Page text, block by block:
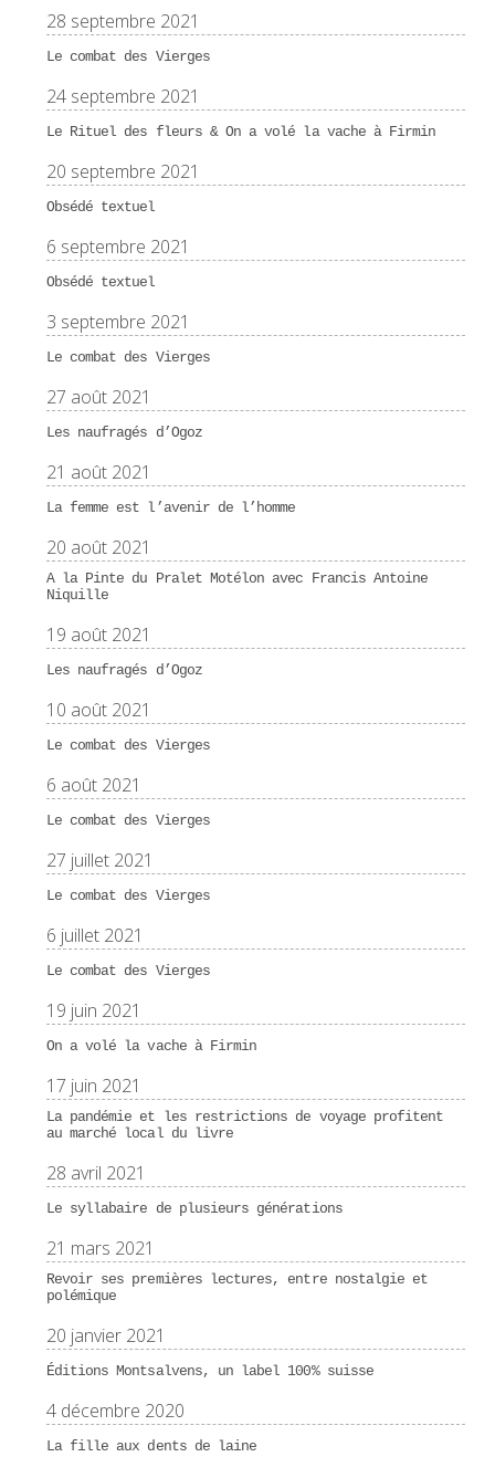
28 septembre 2021
Le combat des Vierges
24 septembre 2021
Le Rituel des fleurs & On a volé la vache à Firmin
20 septembre 2021
Obsédé textuel
6 septembre 2021
Obsédé textuel
3 septembre 2021
Le combat des Vierges
27 août 2021
Les naufragés d’Ogoz
21 août 2021
La femme est l’avenir de l’homme
20 août 2021
A la Pinte du Pralet Motélon avec Francis Antoine
Niquille
19 août 2021
Les naufragés d’Ogoz
10 août 2021
Le combat des Vierges
6 août 2021
Le combat des Vierges
27 juillet 2021
Le combat des Vierges
6 juillet 2021
Le combat des Vierges
19 juin 2021
On a volé la vache à Firmin
17 juin 2021
La pandémie et les restrictions de voyage profitent
au marché local du livre
28 avril 2021
Le syllabaire de plusieurs générations
21 mars 2021
Revoir ses premières lectures, entre nostalgie et
polémique
20 janvier 2021
Éditions Montsalvens, un label 100% suisse
4 décembre 2020
La fille aux dents de laine